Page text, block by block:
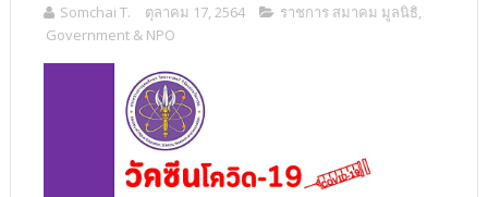
Somchai T. ตุลาคม 17, 2564 ราชการ สมาคม มูลนิธิ,
Government & NPO